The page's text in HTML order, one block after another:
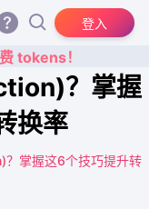
登入
tokens！
？掌握
换率
掌握这6个技巧提升转